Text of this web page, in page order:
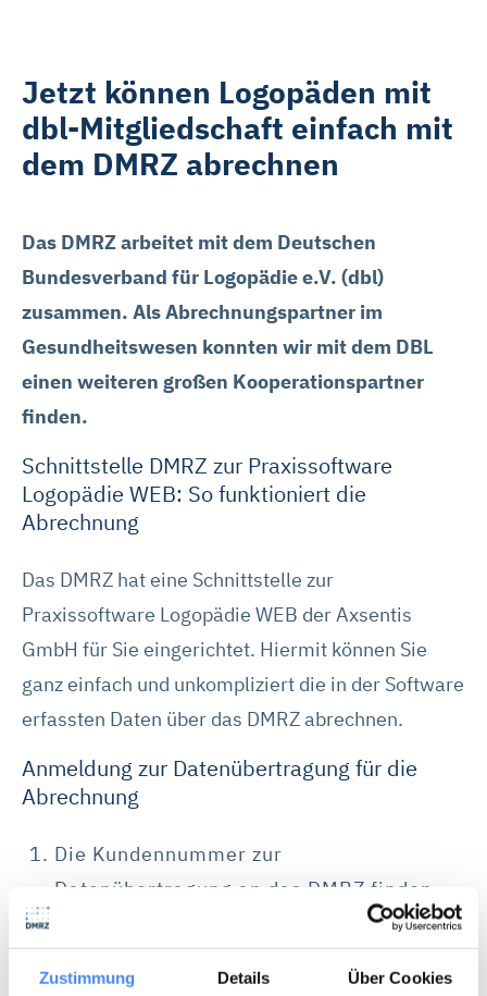
Zustimmung Details Über Cookies
Jetzt können Logopäden mit
dbl-Mitgliedschaft einfach mit
dem DMRZ abrechnen
Das DMRZ arbeitet mit dem Deutschen
Bundesverband für Logopädie e.V. (dbl)
zusammen. Als Abrechnungspartner im
Gesundheitswesen konnten wir mit dem DBL
einen weiteren großen Kooperationspartner
finden.
Schnittstelle DMRZ zur Praxissoftware
Logopädie WEB: So funktioniert die
Abrechnung
Das DMRZ hat eine Schnittstelle zur
Praxissoftware Logopädie WEB der Axsentis
GmbH für Sie eingerichtet. Hiermit können Sie
ganz einfach und unkompliziert die in der Software
erfassten Daten über das DMRZ abrechnen.
Anmeldung zur Datenübertragung für die
Abrechnung
Die Kundennummer zur
Datenübertragung an das DMRZ finden
Sie in Ihrem DMRZ-Account unter